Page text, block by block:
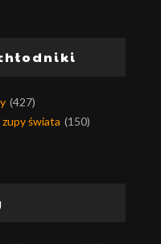
(427)
zupy świata (150)